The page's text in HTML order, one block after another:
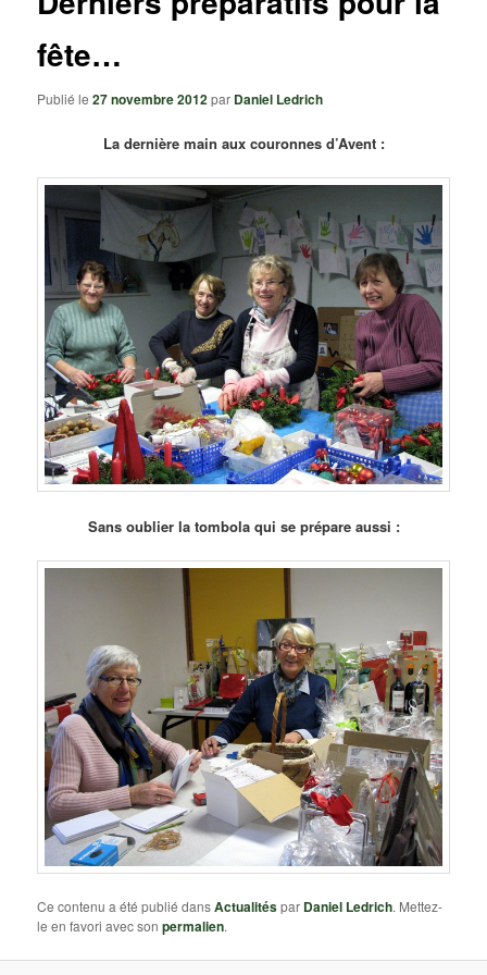
fête…
Publié le27 novembre 2012par Daniel Ledrich
La dernière main aux couronnes d’Avent :
Sans oublier la tombola qui se prépare aussi :
Ce contenu a été publié dansActualitéspar Daniel Ledrich. Mettez-
le en favori avec sonpermalien.